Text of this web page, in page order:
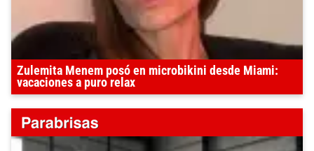
Zulemita Menem posó en microbikini desde Miami:
vacaciones a puro relax